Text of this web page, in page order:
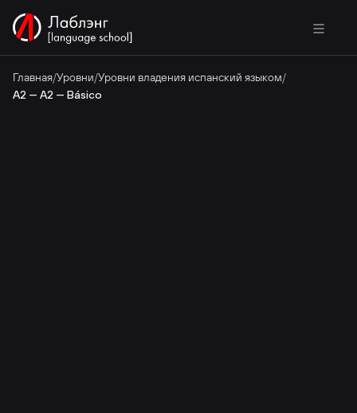
Главная/Уровни/Уровни владения испанский языком/
A2 — A2 — Básico